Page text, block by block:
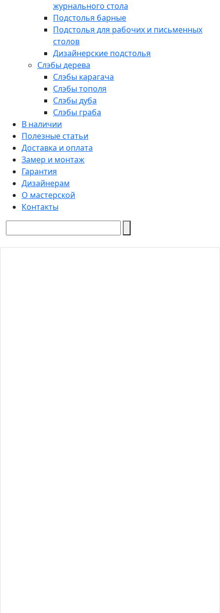
журнального стола
Подстолья барные
Подстолья для рабочих и письменных
столов
Дизайнерские подстолья
Слэбы дерева
Слэбы карагача
Слэбы тополя
Слэбы дуба
Слэбы граба
В наличии
Полезные статьи
Доставка и оплата
Замер и монтаж
Гарантия
Дизайнерам
О мастерской
Контакты